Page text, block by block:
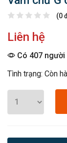
(0
Liên hệ
Có 407
Tình trạng: Còn